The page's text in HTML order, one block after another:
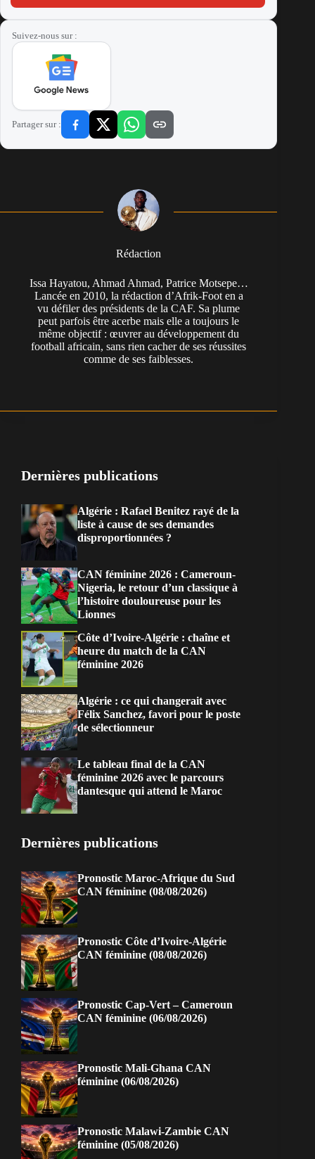
Suivez-nous sur :
Partager sur :
Rédaction
Issa Hayatou, Ahmad Ahmad, Patrice Motsepe…
Lancée en 2010, la rédaction d’Afrik-Foot en a
vu défiler des présidents de la CAF. Sa plume
peut parfois être acerbe mais elle a toujours le
même objectif : œuvrer au développement du
football africain, sans rien cacher de ses réussites
comme de ses faiblesses.
Dernières publications
Algérie : Rafael Benitez rayé de la
liste à cause de ses demandes
disproportionnées ?
CAN féminine 2026 : Cameroun-
Nigeria, le retour d’un classique à
l’histoire douloureuse pour les
Lionnes
Côte d’Ivoire-Algérie : chaîne et
heure du match de la CAN
féminine 2026
Algérie : ce qui changerait avec
Félix Sanchez, favori pour le poste
de sélectionneur
Le tableau final de la CAN
féminine 2026 avec le parcours
dantesque qui attend le Maroc
Dernières publications
Pronostic Maroc-Afrique du Sud
CAN féminine (08/08/2026)
Pronostic Côte d’Ivoire-Algérie
CAN féminine (08/08/2026)
Pronostic Cap-Vert – Cameroun
CAN féminine (06/08/2026)
Pronostic Mali-Ghana CAN
féminine (06/08/2026)
Pronostic Malawi-Zambie CAN
féminine (05/08/2026)